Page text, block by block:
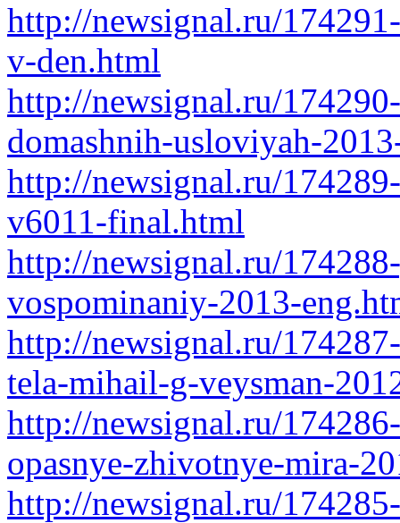
http://newsignal.ru/
v-den.html
http://newsignal.ru/
domashnih-usloviyah-
http://newsignal.ru/
v6011-final.html
http://newsignal.ru/
vospominaniy-2013-
http://newsignal.ru/
tela-mihail-g-veysman-
http://newsignal.ru/
opasnye-zhivotnye-mira-
http://newsignal.ru/